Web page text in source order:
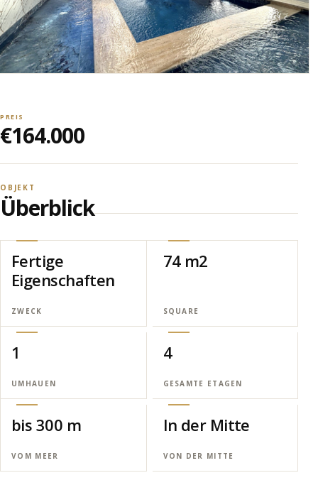
PREIS
€164.000
OBJEKT
Überblick
Fertige
Eigenschaften
ZWECK
74 m2
SQUARE
1
UMHAUEN
4
GESAMTE ETAGEN
bis 300 m
VOM MEER
In der Mitte
VON DER MITTE